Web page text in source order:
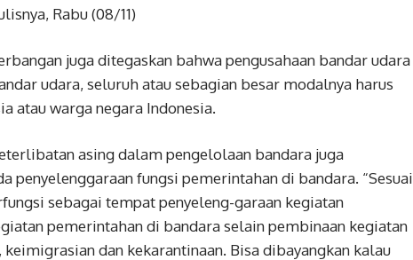
Rabu (08/11)
juga ditegaskan bahwa pengusahaan bandar udara
udara, seluruh atau sebagian besar modalnya harus
atau warga negara Indonesia.
asing dalam pengelolaan bandara juga
penyelenggaraan fungsi pemerintahan di bandara. “Sesuai
sebagai tempat penyeleng-garaan kegiatan
pemerintahan di bandara selain pembinaan kegiatan
keimigrasian dan kekarantinaan. Bisa dibayangkan kalau